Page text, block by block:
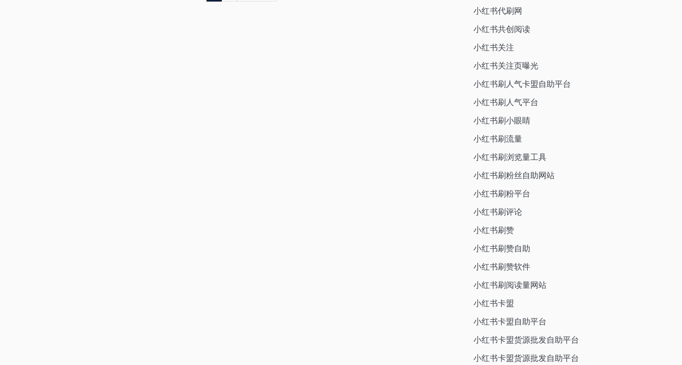
小红书代刷网
小红书共创阅读
小红书关注
小红书关注页曝光
小红书刷人气卡盟自助平台
小红书刷人气平台
小红书刷小眼睛
小红书刷流量
小红书刷浏览量工具
小红书刷粉丝自助网站
小红书刷粉平台
小红书刷评论
小红书刷赞
小红书刷赞自助
小红书刷赞软件
小红书刷阅读量网站
小红书卡盟
小红书卡盟自助平台
小红书卡盟货源批发自助平台
小红书卡盟货源批发自助平台